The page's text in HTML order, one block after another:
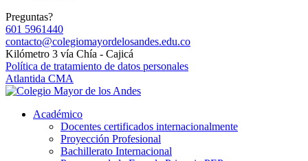
Preguntas?
601 5961440
contacto@colegiomayordelosandes.edu.co
Kilómetro 3 vía Chía - Cajicá
Política de tratamiento de datos personales
Atlantida CMA
Académico
Docentes certificados internacionalmente
Proyección Profesional
Bachillerato Internacional